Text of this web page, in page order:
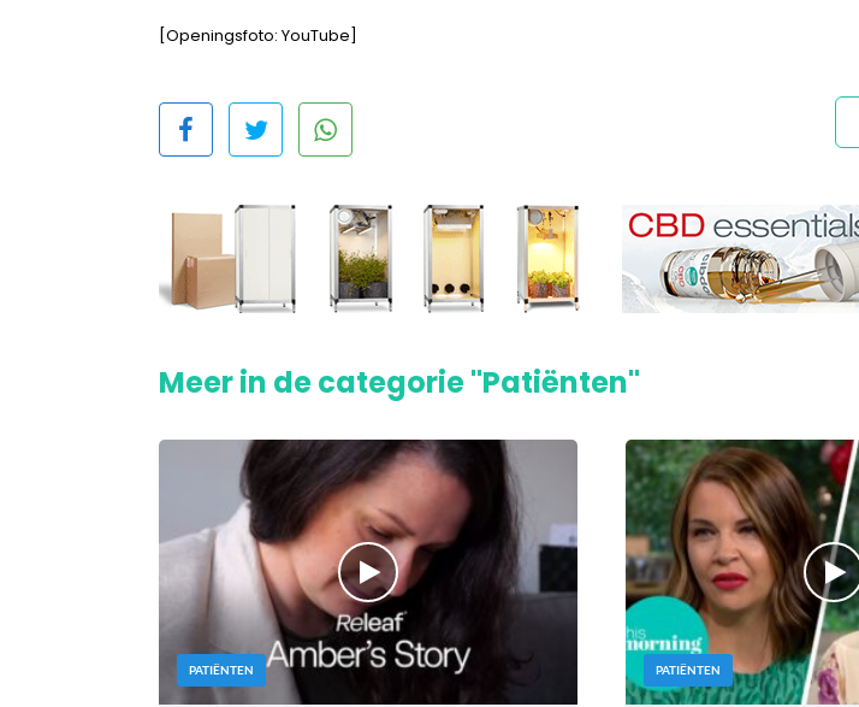
[Openingsfoto: YouTube]
Meer in de categorie "Patiënten"
PATIËNTEN PATIËNTEN